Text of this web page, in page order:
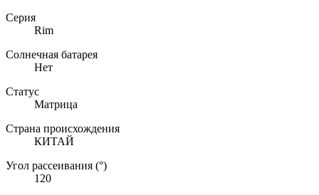
Серия
Rim
Солнечная батарея
Нет
Статус
Матрица
Страна происхождения
КИТАЙ
Угол рассеивания (°)
120